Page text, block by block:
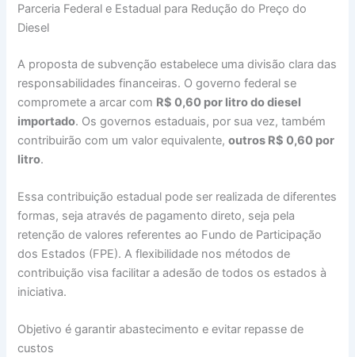
Parceria Federal e Estadual para Redução do Preço do
Diesel
A proposta de subvenção estabelece uma divisão clara das
responsabilidades financeiras. O governo federal se
compromete a arcar com R$ 0,60 por litro do diesel
importado. Os governos estaduais, por sua vez, também
contribuirão com um valor equivalente,outros R$ 0,60 por
litro.
Essa contribuição estadual pode ser realizada de diferentes
formas, seja através de pagamento direto, seja pela
retenção de valores referentes ao Fundo de Participação
dos Estados (FPE). A flexibilidade nos métodos de
contribuição visa facilitar a adesão de todos os estados à
iniciativa.
Objetivo é garantir abastecimento e evitar repasse de
custos